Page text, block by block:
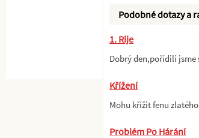
Podobné dotazy a
1. Rije
Dobrý den,pořídili
Křížení
Mohu křížit fenu
Problém Po Hárání